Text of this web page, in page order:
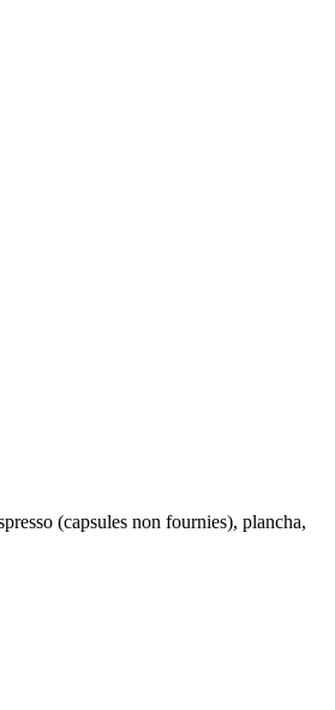
(capsules non fournies), plancha,